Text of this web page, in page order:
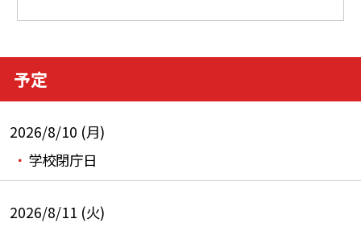
予定
2026/8/10 (月)
学校閉庁日
2026/8/11 (火)